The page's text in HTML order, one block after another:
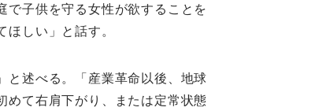
で子供を守る女性が欲することを
しい」と話す。
と述べる。「産業革命以後、地球
めて右肩下がり、または定常状態